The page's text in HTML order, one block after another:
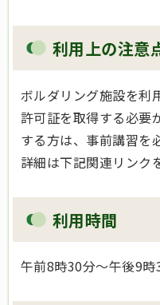
利用上の注意
ボルダリング施設を利
許可証を取得する必要
する方は、事前講習を
詳細は下記関連リンク
利用時間
午前8時30分～午後9時